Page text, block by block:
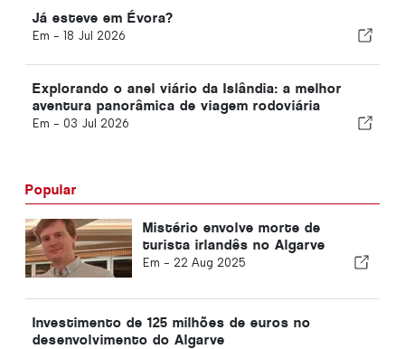
Já esteve em Évora?
Em - 18 Jul 2026
Explorando o anel viário da Islândia: a melhor
aventura panorâmica de viagem rodoviária
Em - 03 Jul 2026
Popular
Mistério envolve morte de
turista irlandês no Algarve
Em - 22 Aug 2025
Investimento de 125 milhões de euros no
desenvolvimento do Algarve